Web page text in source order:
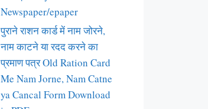
Newspaper/epaper
पुराने राशन कार्ड में नाम जोरने,
नाम काटने या रदद करने का
प्रमाण पत्र Old Ration Card
Me Nam Jorne, Nam Catne
ya Cancal Form Download